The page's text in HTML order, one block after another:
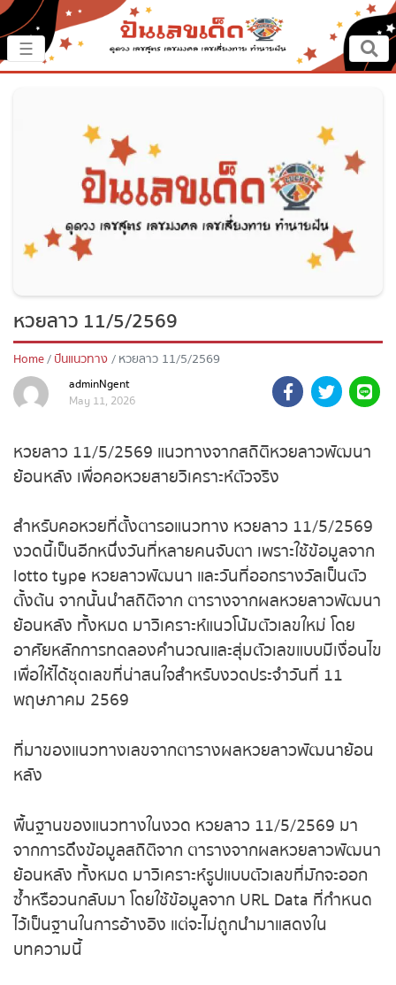
หน้าหลัก
ปันเรื่องเด็ด
ปันแนวทาง
ปันแหล่งเลข
ตรวจเลข
หวยสด
รัฐบาลไทย
ถ่ายทอดสดหวยธกส.
ถ่ายทอดสดหวยลาว
ถ่ายทอดสดหวยลาว ซุปเปอร์
ถ่ายทอดสดหวยฮานอย
ถ่ายทอดสดหวยมาเลย์
ถ่ายทอดสดหวยญีปุ่น
ถ่ายทอดสดหวยไต้หวัน
ถ่ายทอดสดหวยกัมพูชา GD
×
☰
หวยลาว 11/5/2569
Home ปันแนวทาง หวยลาว 11/5/2569
adminNgent
May 11, 2026
หวยลาว 11/5/2569 แนวทางจากสถิติหวยลาวพัฒนา
ย้อนหลัง เพื่อคอหวยสายวิเคราะห์ตัวจริง
สำหรับคอหวยที่ตั้งตารอแนวทาง หวยลาว 11/5/2569
งวดนี้เป็นอีกหนึ่งวันที่หลายคนจับตา เพราะใช้ข้อมูลจาก
lotto type หวยลาวพัฒนา และวันที่ออกรางวัลเป็นตัว
ตั้งต้น จากนั้นนำสถิติจาก ตารางจากผลหวยลาวพัฒนา
ย้อนหลัง ทั้งหมด มาวิเคราะห์แนวโน้มตัวเลขใหม่ โดย
อาศัยหลักการทดลองคำนวณและสุ่มตัวเลขแบบมีเงื่อนไข
เพื่อให้ได้ชุดเลขที่น่าสนใจสำหรับงวดประจำวันที่ 11
พฤษภาคม 2569
ที่มาของแนวทางเลขจากตารางผลหวยลาวพัฒนาย้อน
หลัง
พื้นฐานของแนวทางในงวด หวยลาว 11/5/2569 มา
จากการดึงข้อมูลสถิติจาก ตารางจากผลหวยลาวพัฒนา
ย้อนหลัง ทั้งหมด มาวิเคราะห์รูปแบบตัวเลขที่มักจะออก
ซ้ำหรือวนกลับมา โดยใช้ข้อมูลจาก URL Data ที่กำหนด
ไว้เป็นฐานในการอ้างอิง แต่จะไม่ถูกนำมาแสดงใน
บทความนี้